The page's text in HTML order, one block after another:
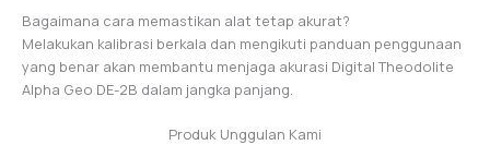
Bagaimana cara memastikan alat tetap akurat?
Melakukan kalibrasi berkala dan mengikuti panduan penggunaan
yang benar akan membantu menjaga akurasi Digital Theodolite
Alpha Geo DE-2B dalam jangka panjang.
Produk Unggulan Kami